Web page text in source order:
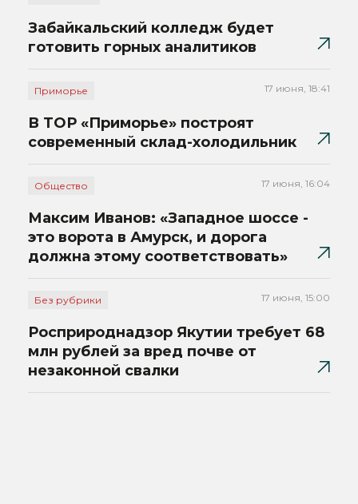
Забайкальский колледж будет
готовить горных аналитиков
Приморье 17 июня, 18:41
В ТОР «Приморье» построят
современный склад-холодильник
Общество 17 июня, 16:04
Максим Иванов: «Западное шоссе -
это ворота в Амурск, и дорога
должна этому соответствовать»
Без рубрики 17 июня, 15:00
Росприроднадзор Якутии требует 68
млн рублей за вред почве от
незаконной свалки